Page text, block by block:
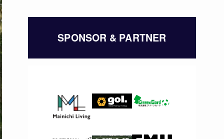
イ
SPONSOR & PARTNER